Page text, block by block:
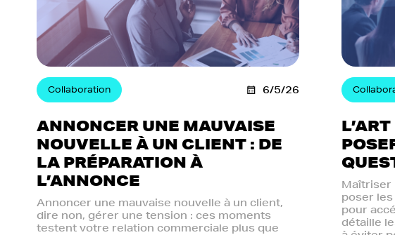
Collaboration 6/5/26
ANNONCER UNE MAUVAISE
NOUVELLE À UN CLIENT : DE
LA PRÉPARATION À
L’ANNONCE
Annoncer une mauvaise nouvelle à un client,
dire non, gérer une tension : ces moments
testent votre relation commerciale plus que
Maîtriser
poser
pour
détaille